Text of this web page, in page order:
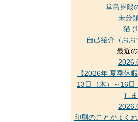
堂島界隈
未分
猫
自己紹介（お
最近
【2026年 夏季休
13日（木）～16日
し
印刷のことがよく